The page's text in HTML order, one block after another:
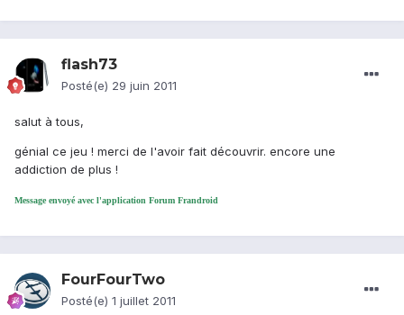
flash73
Posté(e) 29 juin 2011
salut à tous,
génial ce jeu ! merci de l'avoir fait découvrir. encore une
addiction de plus !
Message envoyé avec l'application Forum Frandroid
FourFourTwo
Posté(e) 1 juillet 2011